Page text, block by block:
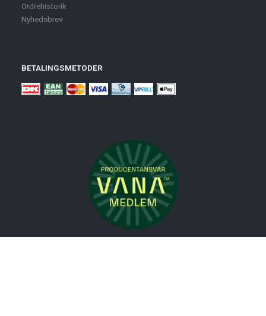
Ordrehistorik
Nyhedsbrev
BETALINGSMETODER